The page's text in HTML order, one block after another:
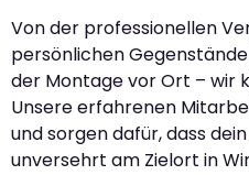
Von der professionellen
persönlichen
der Montage vor Ort – wir
Unsere erfahrenen
und sorgen dafür, dass
unversehrt am Zielort in